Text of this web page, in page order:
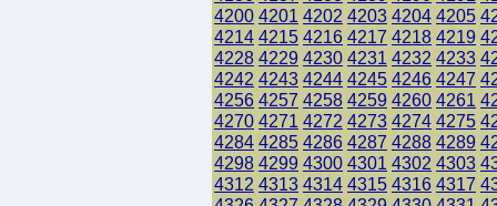
4200 4201 4202 4203 4204 4205
4214 4215 4216 4217 4218 4219
4228 4229 4230 4231 4232 4233
4242 4243 4244 4245 4246 4247
4256 4257 4258 4259 4260 4261
4270 4271 4272 4273 4274 4275
4284 4285 4286 4287 4288 4289
4298 4299 4300 4301 4302 4303
4312 4313 4314 4315 4316 4317